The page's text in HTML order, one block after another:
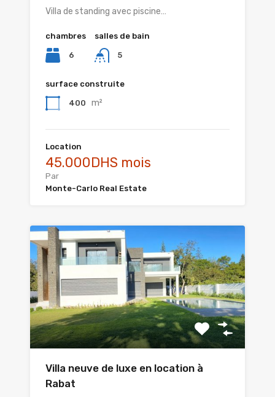
Villa de standing avec piscine…
chambres
6
salles de bain
5
surface construite
400 m²
Location
45.000DHS mois
Par
Monte-Carlo Real Estate
Villa neuve de luxe en location à
Rabat